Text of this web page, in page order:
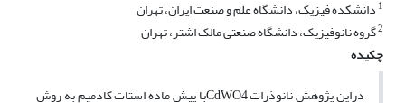
1 دانشکده فیزیک، دانشگاه علم و صنعت ایران، تهران
2گروه نانوفیزیک، دانشگاه صنعتی مالک اشتر، تهران
چکیده
دراین پژوهش نانوذرات CdWO4با پیش ماده استات کادمیم به روش